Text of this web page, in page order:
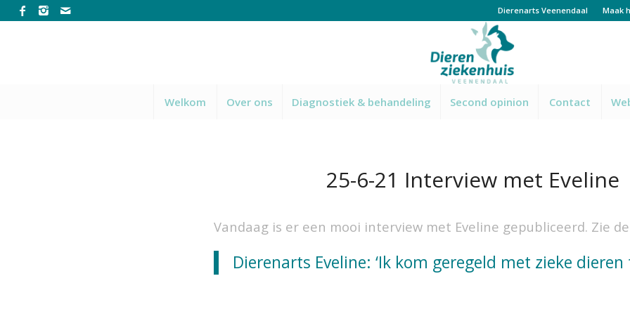
Dierenarts Veenendaal Maak
Welkom Over ons Diagnostiek & behandeling Second opinion Contact
25-6-21 Interview met Eveline
Vandaag is er een mooi interview met Eveline gepubliceerd. Zie
Dierenarts Eveline: ‘Ik kom geregeld met zieke dieren